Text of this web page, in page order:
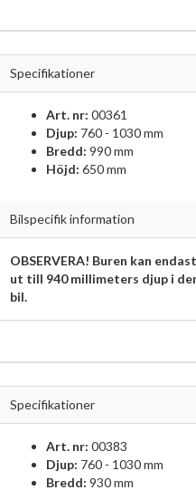
Specifikationer
Art. nr: 00361
Djup: 760 - 1030 mm
Bredd: 990 mm
Höjd: 650 mm
Bilspecifik information
OBSERVERA! Buren kan
ut till 940 millimeters djup i
bil.
Specifikationer
Art. nr: 00383
Djup: 760 - 1030 mm
Bredd: 930 mm